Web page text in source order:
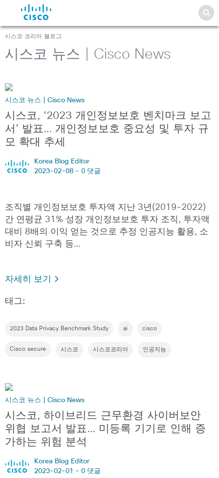
시스코 코리아 블로그
시스코 뉴스 | Cisco News
시스코 뉴스 | Cisco News
시스코, ‘2023 개인정보보호 벤치마크 보고
서’ 발표… 개인정보보호 중요성 및 투자 규
모 확대 추세
Korea Blog Editor
2023-02-08 - 0 댓글
조직별 개인정보보호 투자액 지난 3년(2019-2022)
간 연평균 31% 성장 개인정보보호 투자 조직, 투자액
대비 8배의 이익 얻는 것으로 추정 인공지능 활용, 소
비자 신뢰 구축 등…
자세히 보기
태그:
2023 Data Privacy Benchmark Study ai cisco
Cisco secure 시스코 시스코코리아 인공지능
시스코 뉴스 | Cisco News
시스코, 하이브리드 근무환경 사이버보안
위협 보고서 발표… 미등록 기기로 인해 증
가하는 위험 분석
Korea Blog Editor
2023-02-01 - 0 댓글